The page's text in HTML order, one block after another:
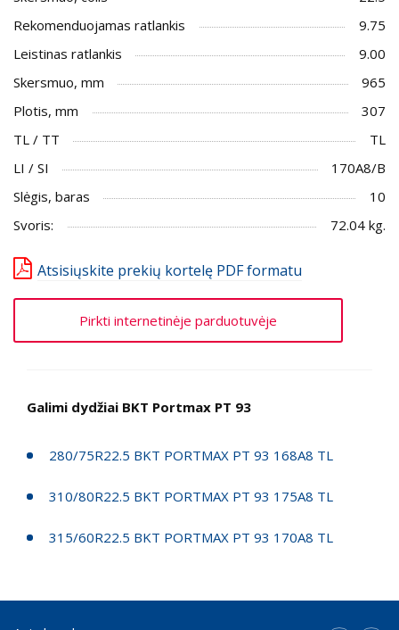
Rekomenduojamas ratlankis
9.75
Leistinas ratlankis
9.00
Skersmuo, mm
965
Plotis, mm
307
TL / TT
TL
LI / SI
170A8/B
Slėgis, baras
10
Svoris:
72.04 kg.
Atsisiųskite prekių kortelę PDF formatu
Pirkti internetinėje parduotuvėje
Galimi dydžiai BKT Portmax PT 93
280/75R22.5 BKT PORTMAX PT 93 168A8 TL
310/80R22.5 BKT PORTMAX PT 93 175A8 TL
315/60R22.5 BKT PORTMAX PT 93 170A8 TL